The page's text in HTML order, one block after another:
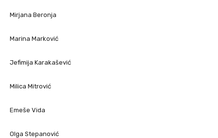
Mirjana Beronja
Marina Marković
Jefimija Karakašević
Milica Mitrović
Emeše Vida
Olga Stepanović